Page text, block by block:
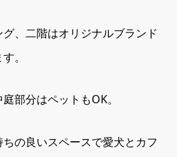
、二階はオリジナルブランド
。
部分はペットもOK。
の良いスペースで愛犬とカフ